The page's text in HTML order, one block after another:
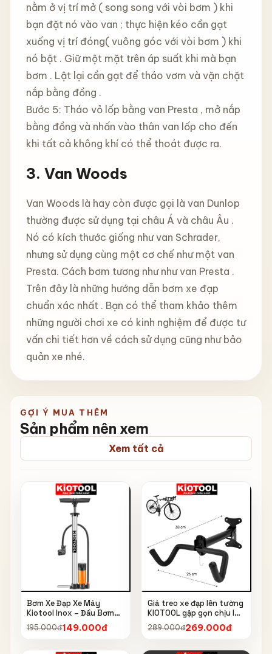
nằm ở vị trí mở ( song song với vòi bơm ) khi
bạn đặt nó vào van ; thực hiện kéo cần gạt
xuống vị trí đóng( vuông góc với vòi bơm ) khi
nó bật . Giữ một mặt trên áp suất khi mà bạn
bơm . Lật lại cần gạt để tháo vơm và vặn chặt
nắp bằng đồng .
Bước 5: Tháo vỏ lốp bằng van Presta , mở nắp
bằng đồng và nhấn vào thân van lốp cho đến
khi tất cả không khí có thể thoát được ra.
3. Van Woods
Van Woods là hay còn được gọi là van Dunlop
thường được sử dụng tại châu Á và châu Âu .
Nó có kích thước giống như van Schrader,
nhưng sử dụng cùng một cơ chế như một van
Presta. Cách bơm tương như như van Presta .
Trên đây là những hướng dẫn bơm xe đạp
chuẩn xác nhất . Bạn có thể tham khảo thêm
những người chơi xe có kinh nghiệm để được tư
vấn chi tiết hơn về cách sử dụng cũng như bảo
quản xe nhé.
GỢI Ý MUA THÊM
Sản phẩm nên xem
Xem tất cả
Bơm Xe Đạp Xe Máy
Kiotool Inox – Đầu Bơm
Thông Minh, Kèm Bơm
Bóng, Đồng Hồ 160 PSI
195.000đ149.000đ
Giá treo xe đạp lên tường
KIOTOOL gập gọn chịu lực
cao kèm móc treo mũ bảo
hiểm
289.000đ269.000đ